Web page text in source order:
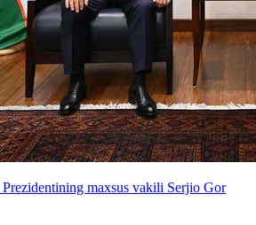
maxsus vakili Serjio Gor